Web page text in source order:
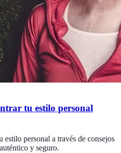
tu estilo personal
personal a través de consejos
y seguro.